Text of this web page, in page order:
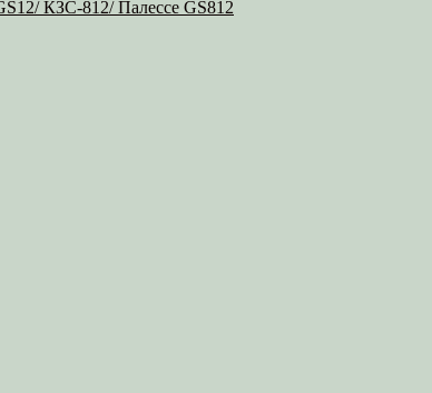
КЗС-812/ Палессе GS812